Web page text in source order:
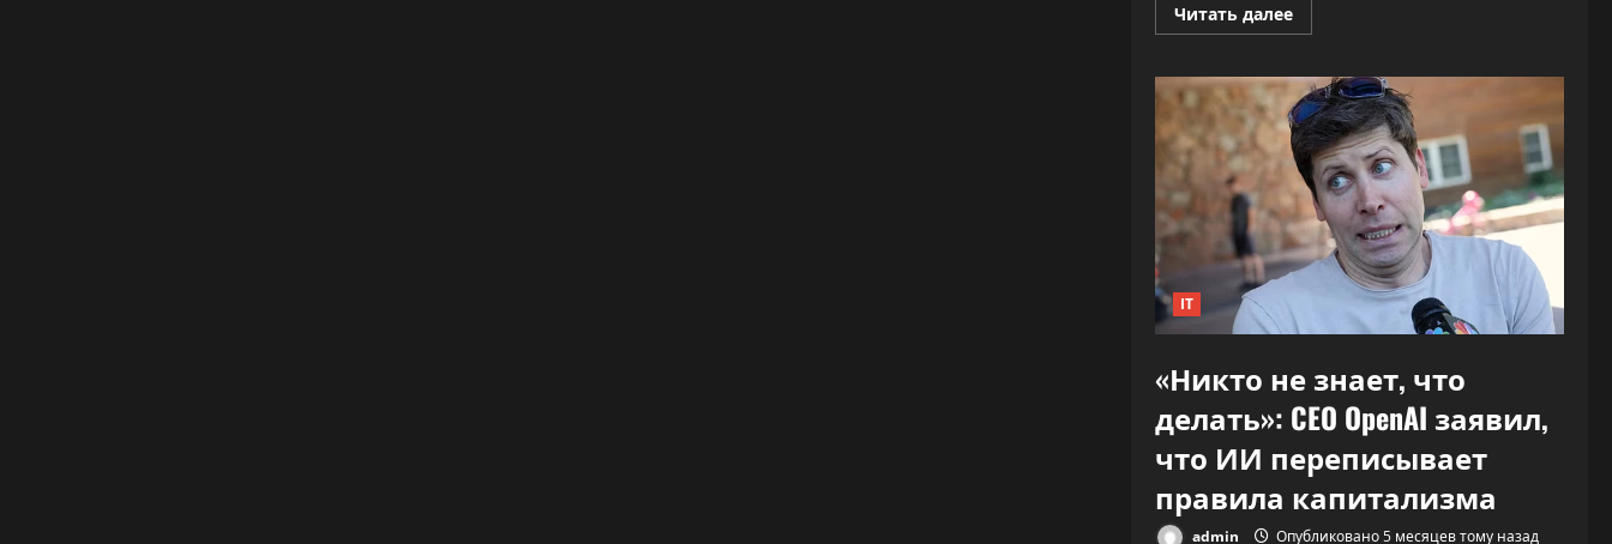
Читать далееПрочитать
больше
говорит,
что
вклад
компаний-
резидентов
в
экономику
«подошёл
к
30%»
IT
«Никто не знает, что
делать»: CEO OpenAI заявил,
что ИИ переписывает
правила капитализма
admin Опубликовано 5 месяцев тому назад